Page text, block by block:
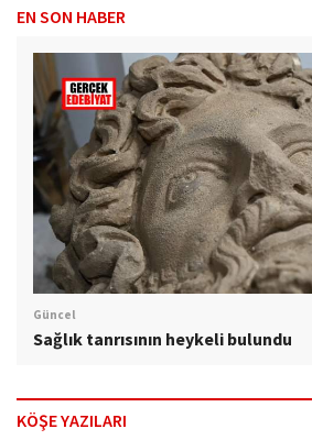
EN SON HABER
Güncel
Sağlık tanrısının heykeli bulundu
KÖŞE YAZILARI